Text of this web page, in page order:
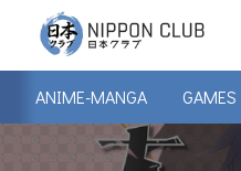
ANIME-MANGA GAMES